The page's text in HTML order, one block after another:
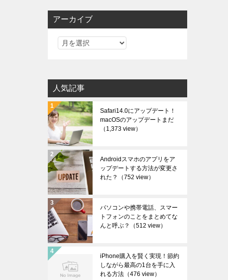
アーカイブ
ア
イ
ブ
人気記事
Safari14.0にアップデート！
macOSのアップデートまだ
（1,373 view）
Androidスマホのアプリをア
ップデートする方法が変更さ
れた？
（752 view）
パソコンや携帯電話、スマー
トフォンのことをまとめてな
んと呼ぶ？
（512 view）
iPhone購入を賢く実現！節約
しながら最高の1台を手に入
れる方法 （476 view）